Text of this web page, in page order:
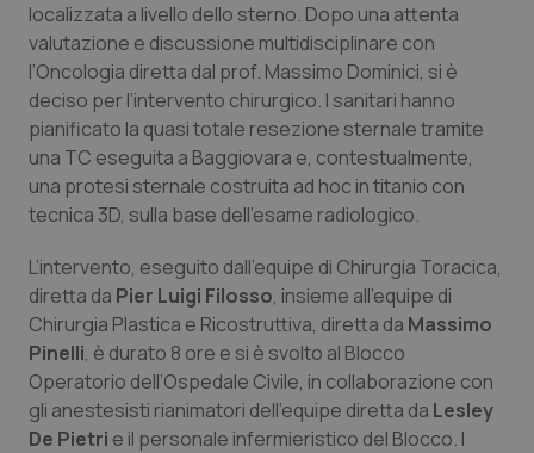
Quotidiano Cardiologia
Quotidiano Chirurgia
Quotidiano Oncologia
Quotidiano Pediatria
Rene & patologie urogenitali
Salute orale & impianti
Sangue & coagulazione
localizzata a livello dello sterno. Dopo una attenta
valutazione e discussione multidisciplinare con
l’Oncologia diretta dal prof. Massimo Dominici, si è
deciso per l’intervento chirurgico. I sanitari hanno
pianificato la quasi totale resezione sternale tramite
una TC eseguita a Baggiovara e, contestualmente,
una protesi sternale costruita ad hoc in titanio con
tecnica 3D, sulla base dell’esame radiologico.
L’intervento, eseguito dall’equipe di Chirurgia Toracica,
diretta da Pier Luigi Filosso, insieme all’equipe di
Chirurgia Plastica e Ricostruttiva, diretta da Massimo
Pinelli, è durato 8 ore e si è svolto al Blocco
Operatorio dell’Ospedale Civile, in collaborazione con
gli anestesisti rianimatori dell’equipe diretta da Lesley
De Pietri e il personale infermieristico del Blocco. I